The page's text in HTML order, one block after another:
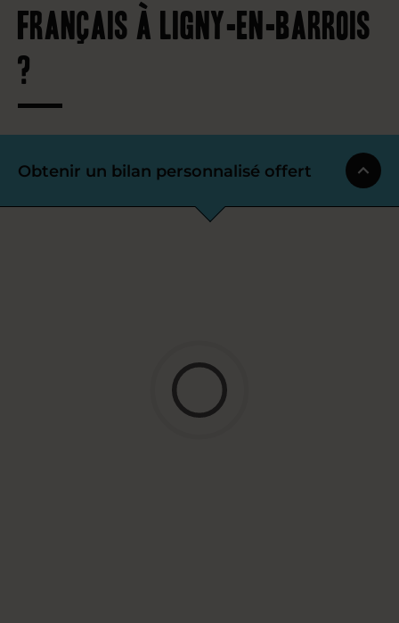
français à Ligny-en-Barrois
?
Obtenir un bilan personnalisé offert